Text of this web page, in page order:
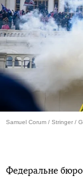
Samuel Corum / Stringer /
Федеральне бюро